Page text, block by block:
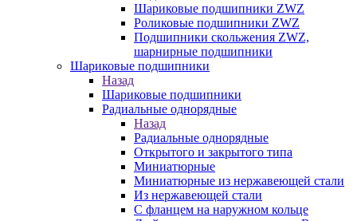
Шариковые подшипники ZWZ
Роликовые подшипники ZWZ
Подшипники скольжения ZWZ,
шарнирные подшипники
Шариковые подшипники
Назад
Шариковые подшипники
Радиальные однорядные
Назад
Радиальные однорядные
Открытого и закрытого типа
Миниатюрные
Миниатюрные из нержавеющей стали
Из нержавеющей стали
С фланцем на наружном кольце